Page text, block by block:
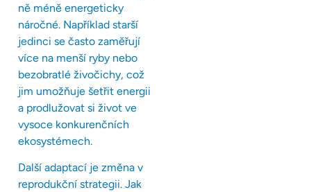
ně méně energeticky
náročné. Například starší
jedinci se často zaměřují
více na menší ryby nebo
bezobratlé živočichy, což
jim umožňuje šetřit energii
a prodlužovat si život ve
vysoce konkurenčních
ekosystémech.
Další adaptací je změna v
reprodukční strategii. Jak